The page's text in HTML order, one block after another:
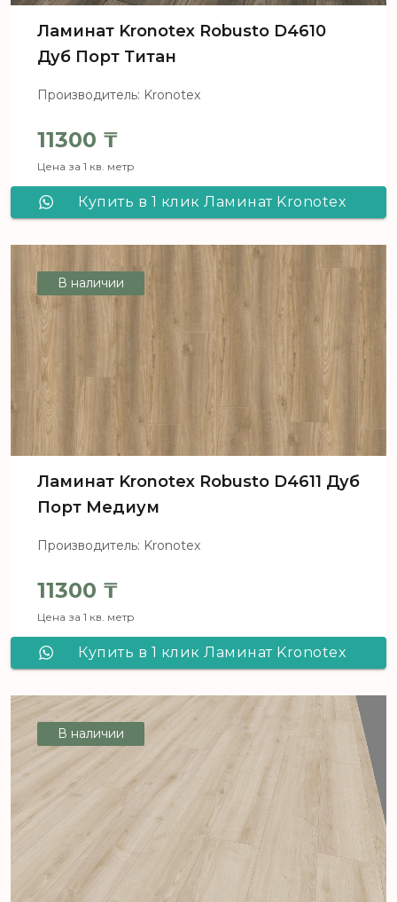
Ламинат Kronotex Robusto D4610
Дуб Порт Титан
Производитель: Kronotex
11300 ₸
Цена за 1 кв. метр
Купить в 1 клик Ламинат Kronotex
В наличии
Ламинат Kronotex Robusto D4611 Дуб
Порт Медиум
Производитель: Kronotex
11300 ₸
Цена за 1 кв. метр
Купить в 1 клик Ламинат Kronotex
В наличии